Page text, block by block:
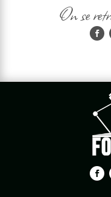
On se